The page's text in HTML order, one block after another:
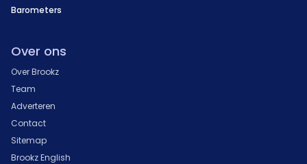
Barometers
Over ons
Over Brookz
Team
Adverteren
Contact
Sitemap
Brookz English